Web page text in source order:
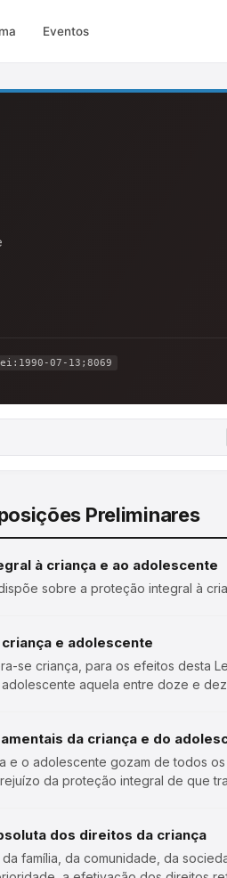
Eventos
07-13;8069
Preliminares
à criança e ao adolescente
dispõe sobre a proteção integral à
e adolescente
se criança, para os efeitos desta
aquela entre doze e
da criança e do
e o adolescente gozam de todos
da proteção integral de que
dos direitos da criança
família, da comunidade, da